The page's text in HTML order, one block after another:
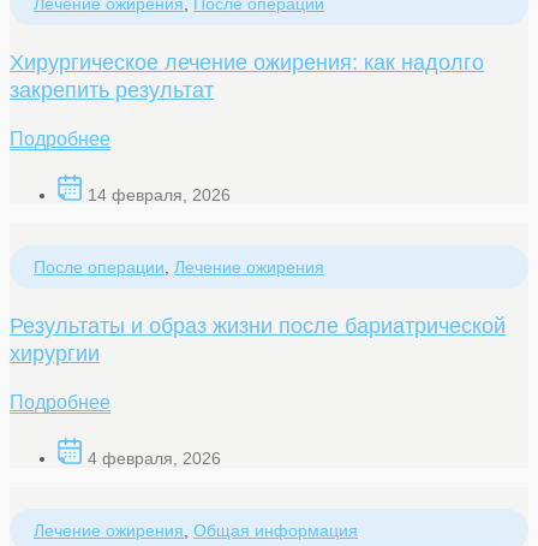
Лечение ожирения, После операции
Хирургическое лечение ожирения: как надолго
закрепить результат
Подробнее
14 февраля, 2026
После операции, Лечение ожирения
Результаты и образ жизни после бариатрической
хирургии
Подробнее
4 февраля, 2026
Лечение ожирения, Общая информация